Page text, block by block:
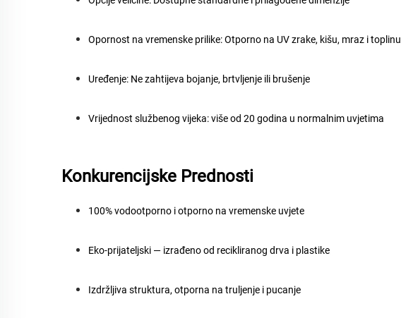
Opornost na vremenske prilike:Otporno na UV zrake, kišu, mraz i toplinu
Uređenje: Ne zahtijeva bojanje, brtvljenje ili brušenje
Vrijednost službenog vijeka:više od 20 godina u normalnim uvjetima
Konkurencijske Prednosti
100% vodootporno i otporno na vremenske uvjete
Eko-prijateljski — izrađeno od recikliranog drva i plastike
Izdržljiva struktura, otporna na truljenje i pucanje